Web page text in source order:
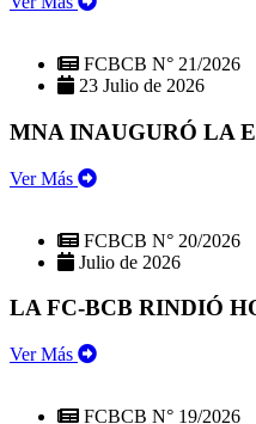
FCBCB N° 21/2026
23 Julio de 2026
MNA INAUGURÓ LA
Ver Más
FCBCB N° 20/2026
Julio de 2026
LA FC-BCB RINDIÓ
Ver Más
FCBCB N° 19/2026